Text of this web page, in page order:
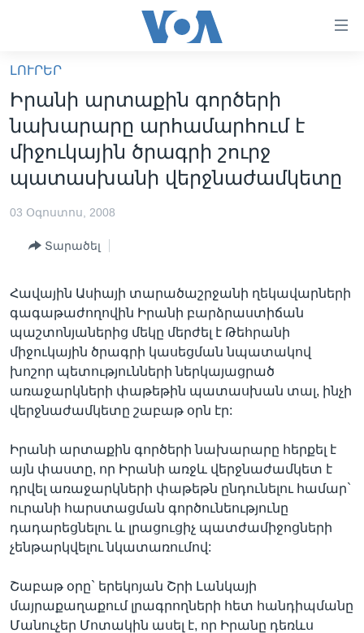
հիմնական
բովանդակությանը
անցնել
հիմնական
բովանդակությանը
հիմնական
ԼՈՒՐԵՐ
ՍՓՅՈՒՌՔ
ՏԵՍԱՆՅՈՒԹԵՐ
«ԱՄԵՐԻԿԱՅԻ ՁԱՅՆ»-Ի ԿԱՆՈՆԱԴՐՈՒԹՅՈՒՆ
ԿԱՊ ՄԵԶ ՀԵՏ
Learning English
ՀԵՏԵՒԵՔ ՄԵԶ
ԼՈՒՐԵՐ
Իրանի արտաքին գործերի
նախարարը արհամարհում է
միջուկային ծրագրի շուրջ
պատասխանի վերջնաժամկետը
03 Օգոստոս, 2008
Տարածել
Հավային Ասիայի տարածաշրջանի ղեկավարների
գագաթաժողովին Իրանի բարձրաստիճան
պաշտոնյաներից մեկը մերժել է Թեհրանի
միջուկային ծրագրի կասեցման նպատակով
խոշոր պետությունների ներկայացրած
առաջարկների փաթեթին պատասխան տալ, ինչի
վերջնաժամկետը շաբաթ օրն էր:
Իրանի արտաքին գործերի նախարարը հերքել է
այն փաստը, որ Իրանի առջև վերջնաժամկետ է
դրվել առաջարկների փաթեթն ընդունելու համար`
ուրանի հարստացման գործունեությունը
դադարեցնելու և լրացուցիչ պատժամիջոցների
չենթարկվելու նկատառումով:
Շաբաթ օրը` երեկոյան Շրի Լանկայի
մայրաքաղաքում լրագրողների հետ հանդիպմանը
Մանուչեր Մոտակին ասել է, որ Իրանը դեռևս